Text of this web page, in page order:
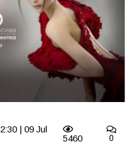
| 09 Jul
5460 0